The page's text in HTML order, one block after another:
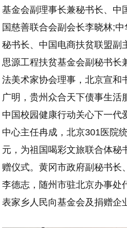
基金会副理事长兼秘书长、中
国慈善联合会副会长李晓林;
秘书长、中国电商扶贫联盟副
思源工程扶贫基金会副秘书长
法美术家协会理事，北京宣和
广明，贵州众合天下债事生活
中国校园健康行动关心下一代
中心主任冉成，北京301医院
元，为祖国喝彩文旅联合体秘
赠仪式。黄冈市政府副秘书长
李德志，随州市驻北京办事处
表家乡人民向基金会及捐赠企